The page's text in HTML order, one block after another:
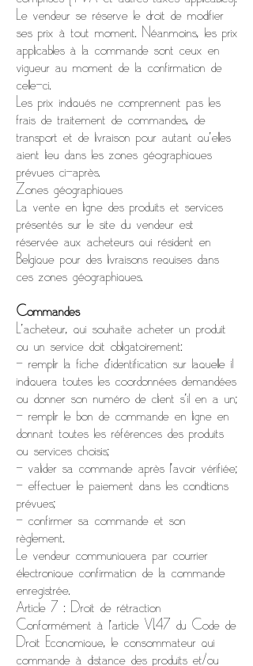
Le vendeur se réserve le droit de modifier
ses prix à tout moment. Néanmoins, les prix
applicables à la commande sont ceux en
vigueur au moment de la confirmation de
celle-ci.
Les prix indiqués ne comprennent pas les
frais de traitement de commandes, de
transport et de livraison pour autant qu’elles
aient lieu dans les zones géographiques
prévues ci-après.
Zones géographiques
La vente en ligne des produits et services
présentés sur le site du vendeur est
réservée aux acheteurs qui résident en
Belgique pour des livraisons requises dans
ces zones géographiques.
Commandes
L’acheteur, qui souhaite acheter un produit
ou un service doit obligatoirement:
- remplir la fiche d’identification sur laquelle il
indiquera toutes les coordonnées demandées
ou donner son numéro de client s’il en a un;
- remplir le bon de commande en ligne en
donnant toutes les références des produits
ou services choisis;
- valider sa commande après l’avoir vérifiée;
- effectuer le paiement dans les conditions
prévues;
- confirmer sa commande et son
règlement.
Le vendeur communiquera par courrier
électronique confirmation de la commande
enregistrée.
Article 7 : Droit de rétraction
Conformément à l’article VI.47 du Code de
Droit Economique, le consommateur qui
commande à distance des produits et/ou